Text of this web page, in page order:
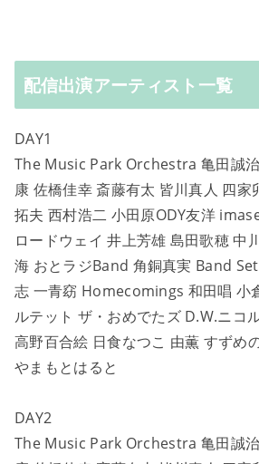
配信出演アーティスト一覧
DAY1
The Music Park Orchestra 亀田誠
康 佐橋佳幸 斎藤有太 皆川真人 四家
拓夫 西村浩二 小田原ODY友洋
ロードウェイ 井上芳雄 島⽥歌穂 中
海 おとラジBand 角銅真実 Band
志 一青窈 Homecomings 和⽥唱 小
ルテット ザ・おめでたズ D.W.ニコ
⾼野百合絵 日食なつこ 由薫 すずめ
やまもとはると
DAY2
The Music Park Orchestra 亀田誠